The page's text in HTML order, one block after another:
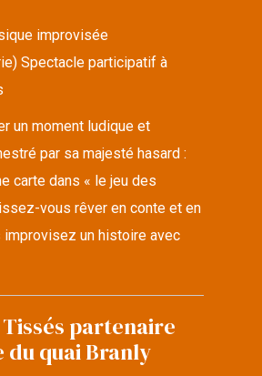
improvisée
Spectacle participatif à
un moment ludique et
par sa majesté hasard :
carte dans « le jeu des
vous rêver en conte et en
improvisez un histoire avec
Tissés partenaire
du quai Branly